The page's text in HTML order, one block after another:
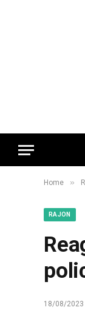
Home »
RAJON
18/08/2023